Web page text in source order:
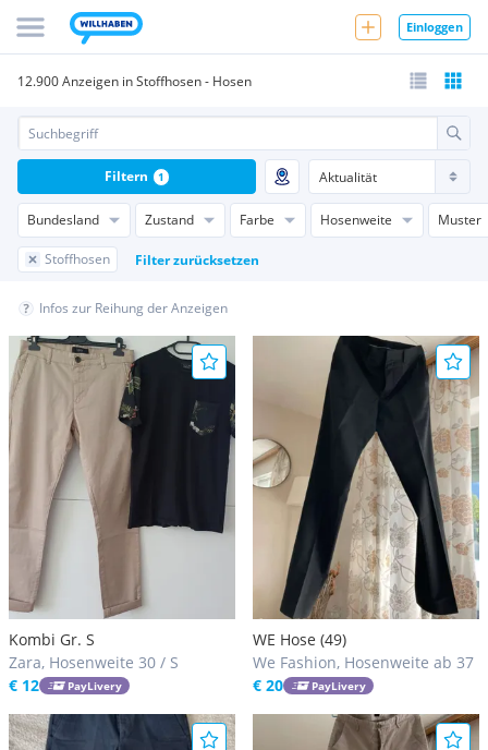
Einloggen
12.900 Anzeigen in Stoffhosen - Hosen
Bundesland Zustand Farbe Hosenweite Muster
Stoffhosen Filter zurücksetzen
Filtern 1
Infos zur Reihung der Anzeigen
Kombi Gr. S
Zara, Hosenweite 30 / S
€ 12
PayLivery
WE Hose (49)
We Fashion, Hosenweite ab 37
€ 20
PayLivery